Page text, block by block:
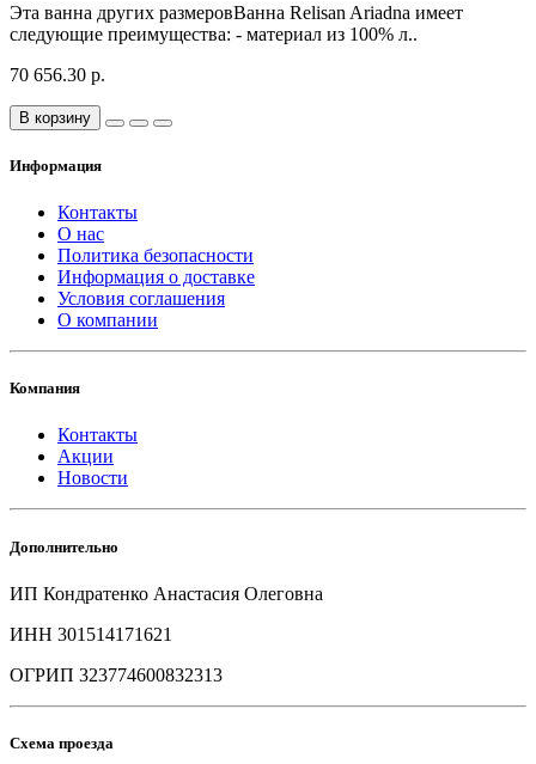
Эта ванна других размеровВанна Relisan Ariadna имеет
следующие преимущества: - материал из 100% л..
70 656.30 р.
В корзину
Информация
Контакты
О нас
Политика безопасности
Информация о доставке
Условия соглашения
О компании
Компания
Контакты
Акции
Новости
Дополнительно
ИП Кондратенко Анастасия Олеговна
ИНН 301514171621
ОГРИП 323774600832313
Схема проезда